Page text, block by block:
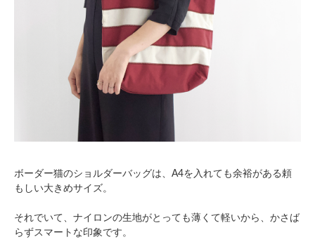
ボーダー猫のショルダーバッグは、A4を入れても余裕がある頼
もしい大きめサイズ。
それでいて、ナイロンの生地がとっても薄くて軽いから、かさば
らずスマートな印象です。